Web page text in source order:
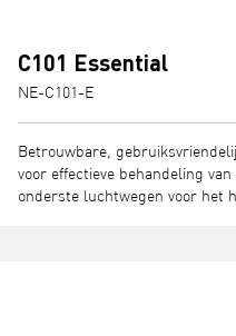
C101 Essential
NE-C101-E
Betrouwbare,
voor effectieve behandeling
onderste luchtwegen voor het